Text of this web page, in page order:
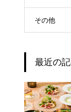
その他
最近の